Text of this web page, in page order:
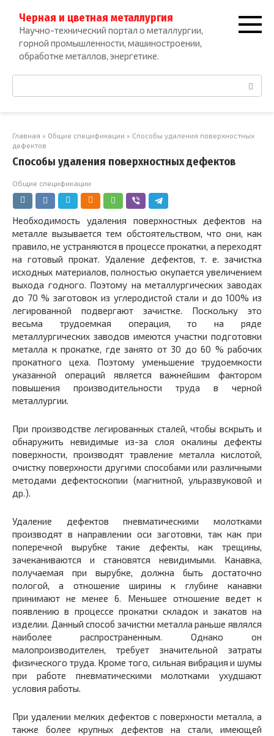
контенту
Черная и цветная металлургия
Научно-технический портал о металлургии,
горной промышленности, машиностроении,
обработке металлов, энергетике.
Поиск:
Главная » Общие спецификации » Способы удаления поверхностных
дефектов
Способы удаления поверхностных дефектов
Общие спецификации
Необходимость удаления поверхностных дефектов на
металле вызывается тем обстоятельством, что они, как
правило, не устраняются в процессе прокатки, а переходят
на готовый прокат. Удаление дефектов, т. е. зачистка
исходных материалов, полностью окупается увеличением
выхода годного. Поэтому на металлургических заводах
до 70 % заготовок из углеродистой стали и до 100% из
легированной подвергают зачистке. Поскольку это
весьма трудоемкая операция, то на ряде
металлургических заводов имеются участки подготовки
металла к прокатке, где занято от 30 до 60 % рабочих
прокатного цеха. Поэтому уменьшение трудоемкости
указанной операций является важнейшим фактором
повышения производительности труда в черной
металлургии.
При производстве легированных сталей, чтобы вскрыть и
обнаружить невидимые из-за слоя окалины дефекты
поверхности, производят травление металла кислотой,
очистку поверхности другими способами или различными
методами дефектоскопии (магнитной, ульразвуковой и
др.).
Удаление дефектов пневматическими молотками
производят в направлении оси заготовки, так как при
поперечной вырубке такие дефекты, как трещины,
зачеканиваются и становятся невидимыми. Канавка,
получаемая при вырубке, должна быть достаточно
пологой, а отношение ширины к глубине канавки
принимают не менее 6. Меньшее отношение ведет к
появлению в процессе прокатки складок и закатов на
изделии. Данный способ зачистки металла раньше являлся
наиболее распространенным. Однако он
малопроизводителен, требует значительной затраты
физического труда. Кроме того, сильная вибрация и шумы
при работе пневматическими молотками ухудшают
условия работы.
При удалении мелких дефектов с поверхности металла, а
также более крупных дефектов на стали, имеющей